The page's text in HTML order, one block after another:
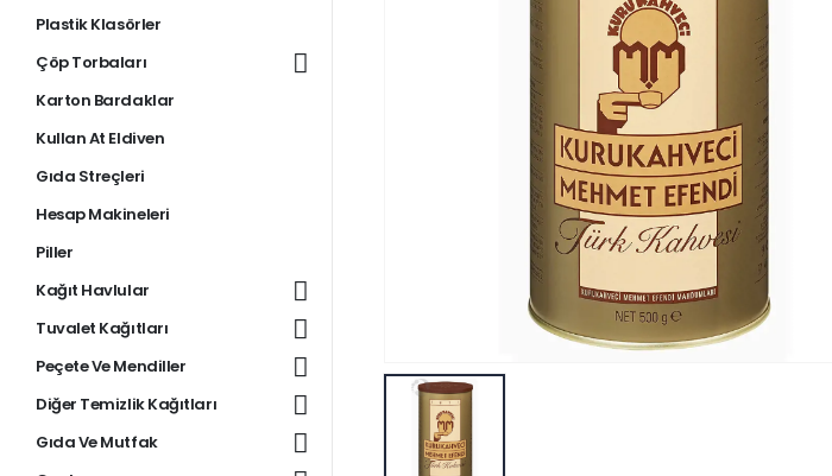
Plastik Klasörler
Çöp Torbaları
Karton Bardaklar
Kullan At Eldiven
Gıda Streçleri
Hesap Makineleri
Piller
Kağıt Havlular
Tuvalet Kağıtları
Peçete Ve Mendiller
Diğer Temizlik Kağıtları
Gıda Ve Mutfak